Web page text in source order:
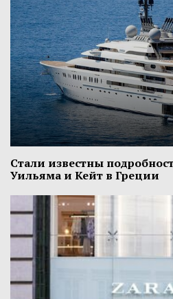
Стали известны
Уильяма и Кейт в Греции